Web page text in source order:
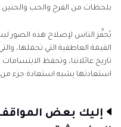
بلحظات من الفرح والحب
يُحفَّز الناس لإصلاح هذه الصور
القيمة العاطفية التي تحملها،
تاريخ عائلاتنا، وتحفظ
استعادتها يشبه استعادة جزء
إليك بعض